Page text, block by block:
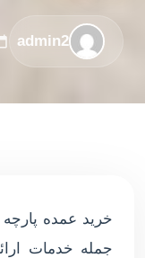
admin2
خرید عمده پارچه
جمله خدمات